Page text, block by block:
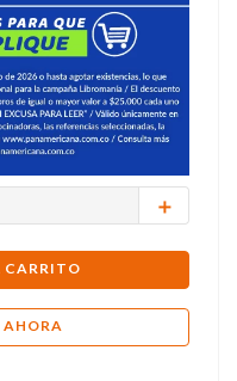
＋
CARRITO
AHORA